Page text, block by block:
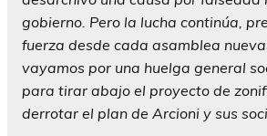
gobierno. Pero la lucha continúa,
fuerza desde cada asamblea
vayamos por una huelga general
para tirar abajo el proyecto de
derrotar el plan de Arcioni y sus